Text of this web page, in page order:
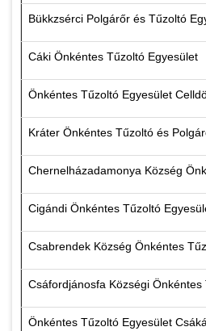
Bükkzsérci Polgárőr és Tűzoltó
Cáki Önkéntes Tűzoltó Egyesület
Önkéntes Tűzoltó Egyesület
Kráter Önkéntes Tűzoltó és
Chernelházadamonya Község
Cigándi Önkéntes Tűzoltó
Csabrendek Község Önkéntes
Csáfordjánosfa Községi
Önkéntes Tűzoltó Egyesület